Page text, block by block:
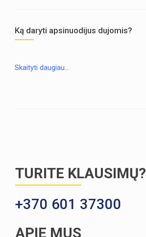
Ką daryti apsinuodijus dujomis?
Skaityti daugiau…
TURITE KLAUSIMŲ?
+370 601 37300
APIE MUS